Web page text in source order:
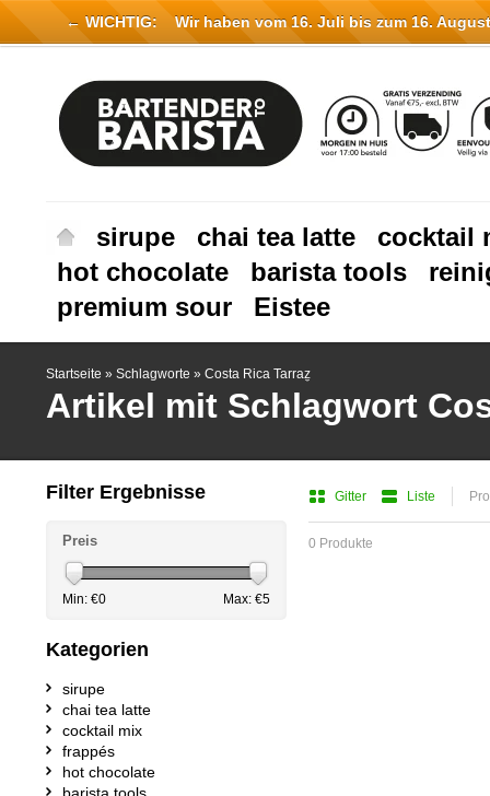
sirupe chai tea latte
cocktail
hot chocolate
barista tools
premium sour
Eistee
Startseite » Schlagworte » Costa Rica Tarraz̼
Artikel mit Schlagwort
Gitter Liste
0 Produkte
Filter Ergebnisse
Preis
Min: €0 Max: €5
Kategorien
sirupe
chai tea latte
cocktail mix
frappés
hot chocolate
← WICHTIG: Wir haben vom 16. Juli bis zum 16.